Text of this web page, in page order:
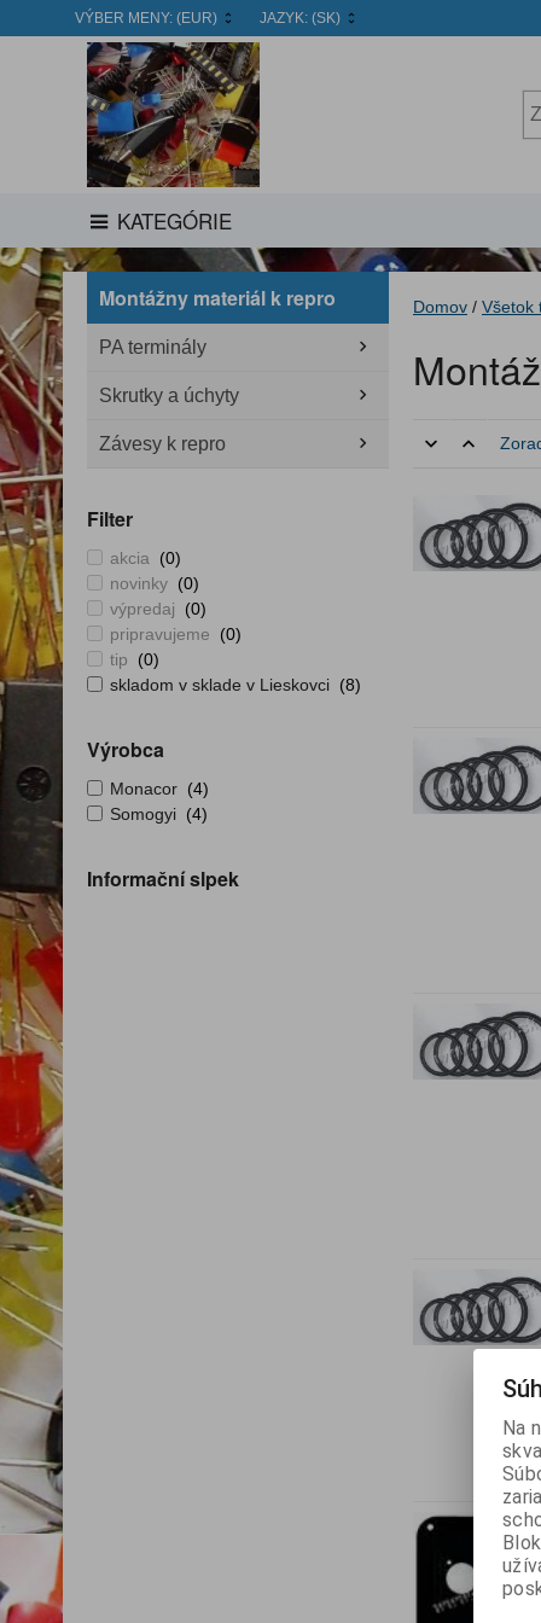
VÝBER MENY: (EUR) JAZYK: (SK)
KATEGÓRIE
Montážny materiál k repro
PA terminály
Skrutky a úchyty
Závesy k repro
Filter
akcia
(0)
novinky (0)
výpredaj
(0)
pripravujeme
(0)
tip
(0)
skladom v sklade v Lieskovci (8)
Výrobca
Monacor (4)
Somogyi (4)
Informační slpek
Domov / Všetok
Na